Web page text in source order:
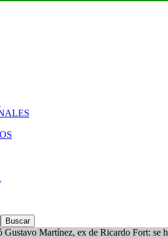
Gustavo Martínez, ex de Ricardo Fort: se